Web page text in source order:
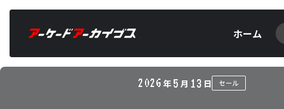
ホーム
2026 年 5 月 13 日 セール